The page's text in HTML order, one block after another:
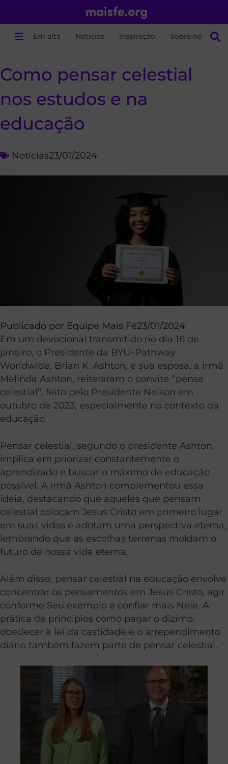
Em alta Notícias Inspiração Sobre nós
Como pensar celestial
nos estudos e na
educação
Notícias23/01/2024
Publicado por Equipe Mais Fé23/01/2024
Em um devocional transmitido no dia 16 de
janeiro, o Presidente da BYU–Pathway
Worldwide, Brian K. Ashton, e sua esposa, a irmã
Melinda Ashton, reiteraram o convite “pense
celestial”, feito pelo Presidente Nelson em
outubro de 2023, especialmente no contexto da
educação.
Pensar celestial, segundo o presidente Ashton,
implica em priorizar constantemente o
aprendizado e buscar o máximo de educação
possível. A irmã Ashton complementou essa
ideia, destacando que aqueles que pensam
celestial colocam Jesus Cristo em primeiro lugar
em suas vidas e adotam uma perspectiva eterna,
lembrando que as escolhas terrenas moldam o
futuro de nossa vida eterna.
Além disso, pensar celestial na educação envolve
concentrar os pensamentos em Jesus Cristo, agir
conforme Seu exemplo e confiar mais Nele. A
prática de princípios como pagar o dízimo,
obedecer à lei da castidade e o arrependimento
diário também fazem parte de pensar celestial.